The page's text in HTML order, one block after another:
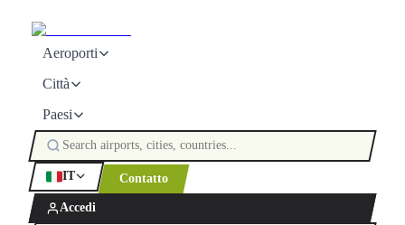
Aeroporti
Città
Paesi
IT Contatto
Accedi